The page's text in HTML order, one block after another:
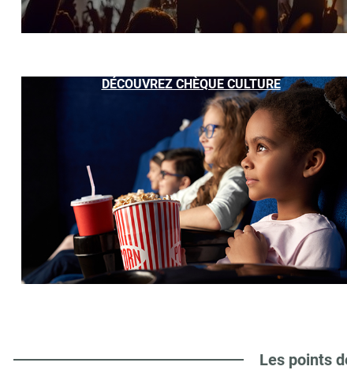
DÉCOUVREZ CHÈQUE CULTURE
Les points